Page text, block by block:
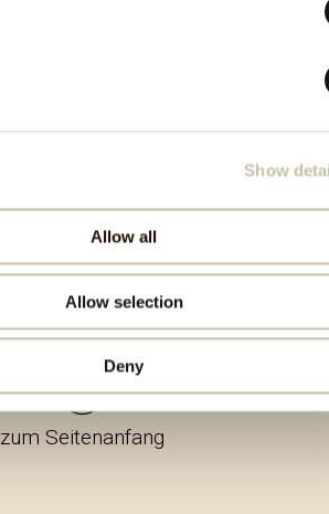
Show
Allow all
Allow selection
Deny
zum Seitenanfang